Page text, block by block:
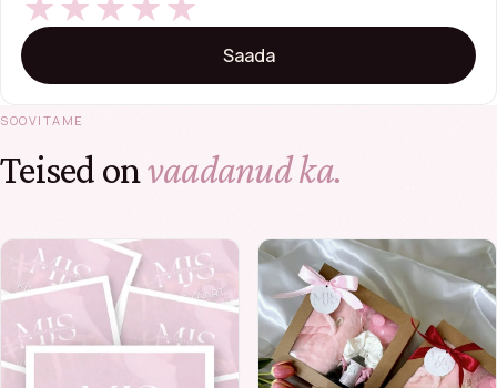
SOOVITAME
Teised onvaadanud ka.